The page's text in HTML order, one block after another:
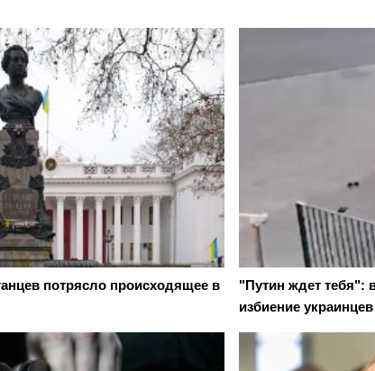
потрясло происходящее в
"Путин ждет тебя":
избиение украинцев